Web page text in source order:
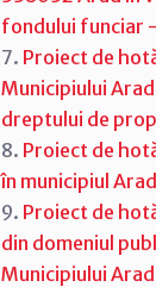
fondului funciar
7. Proiect de
Municipiului
dreptului de
8. Proiect de
în municipiul
9. Proiect de
din domeniul
Municipiului